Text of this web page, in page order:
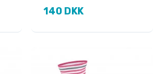
140 DKK